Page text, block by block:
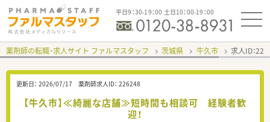
平日9：30-19：00 土日10：00-19：00
薬剤師の転職・求人サイト ファルマスタッフ 茨城県 牛久市 求人ID：
更新日： 2026/07/17 薬剤師求人ID： 226248
【牛久市】≪綺麗な店舗≫短時間も相談可 経験者歓
迎！